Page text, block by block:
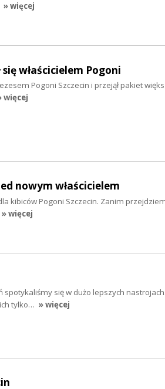
» więcej
właścicielem Pogoni
Pogoni Szczecin i przejął pakiet
więcej
nowym właścicielem
kibiców Pogoni Szczecin. Zanim
» więcej
się w dużo lepszych
tylko… » więcej